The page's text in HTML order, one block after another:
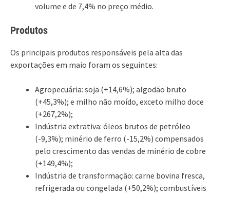
volume e de 7,4% no preço médio.
Produtos
Os principais produtos responsáveis pela alta das
exportações em maio foram os seguintes:
Agropecuária: soja (+14,6%); algodão bruto
(+45,3%); e milho não moído, exceto milho doce
(+267,2%);
Indústria extrativa: óleos brutos de petróleo
(-9,3%); minério de ferro (-15,2%) compensados
pelo crescimento das vendas de minério de cobre
(+149,4%);
Indústria de transformação: carne bovina fresca,
refrigerada ou congelada (+50,2%); combustíveis